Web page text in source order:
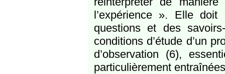
l’expérience ». Elle
questions et des
conditions d’étude d’un
d’observation (6),
particulièrement